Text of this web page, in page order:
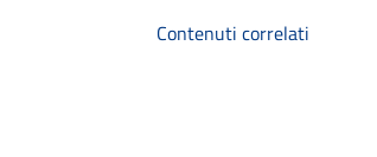
Contenuti correlati